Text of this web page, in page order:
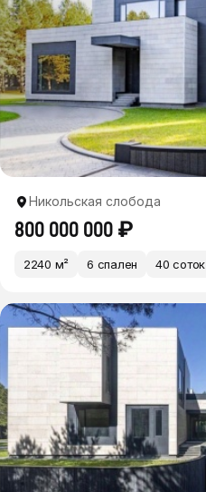
Никольская слобода
800 000 000 ₽
2240 м² 6 спален 40 соток